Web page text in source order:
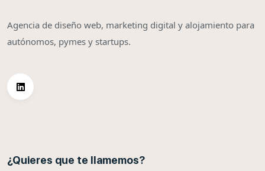
Agencia de diseño web, marketing digital y alojamiento para
autónomos, pymes y startups.
¿Quieres que te llamemos?